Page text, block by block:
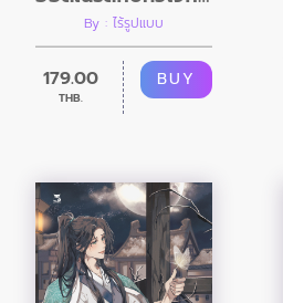
By : ไร้รูปแบบ
179.00
THB.
BUY